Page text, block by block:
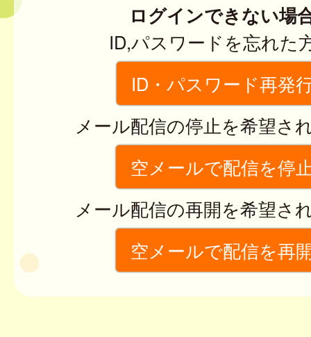
ログインできない場
ID,パスワードを忘れた
ID・パスワード再発
メール配信の停止を希望さ
空メールで配信を停
メール配信の再開を希望さ
空メールで配信を再